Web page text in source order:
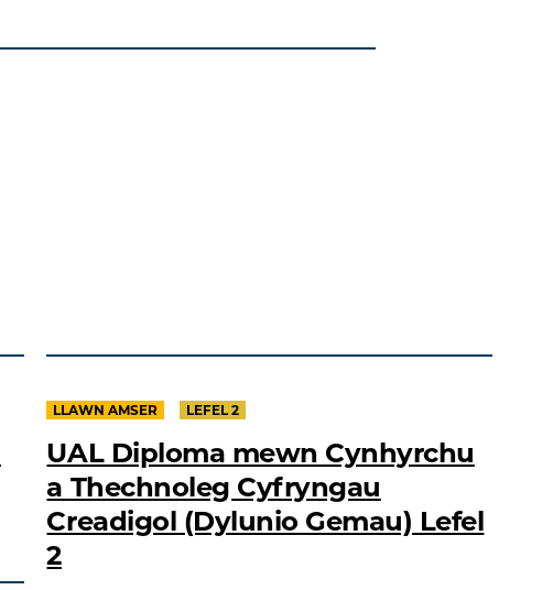
LLAWN AMSER LEFEL 2
UAL Diploma mewn Cynhyrchu
a Thechnoleg Cyfryngau
Creadigol (Dylunio Gemau) Lefel
2